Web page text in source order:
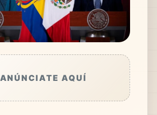
ANÚNCIATE AQUÍ